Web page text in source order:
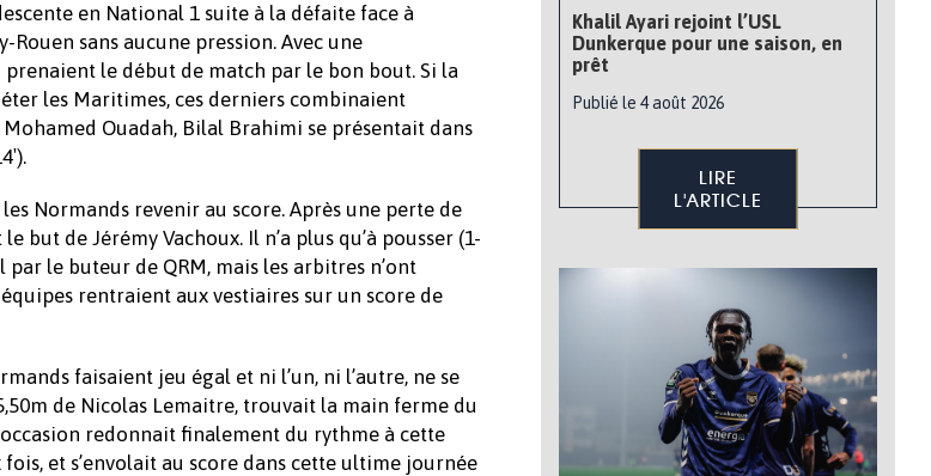
en National 1 suite à la défaite face à
sans aucune pression. Avec une
le début de match par le bon bout. Si la
les Maritimes, ces derniers combinaient
Ouadah, Bilal Brahimi se présentait dans
Normands revenir au score. Après une perte de
but de Jérémy Vachoux. Il n’a plus qu’à pousser (1-
le buteur de QRM, mais les arbitres n’ont
rentraient aux vestiaires sur un score de
faisaient jeu égal et ni l’un, ni l’autre, ne se
de Nicolas Lemaitre, trouvait la main ferme du
redonnait finalement du rythme à cette
et s’envolait au score dans cette ultime journée
Khalil Ayari rejoint l’USL
Dunkerque pour une saison, en
prêt
Publié le 4 août 2026
LIRE
L'ARTICLE